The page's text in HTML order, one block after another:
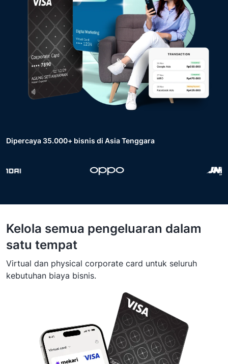
Dipercaya 35.000+ bisnis di Asia Tenggara
Kelola semua pengeluaran dalam
satu tempat
Virtual dan physical corporate card untuk seluruh
kebutuhan biaya bisnis.